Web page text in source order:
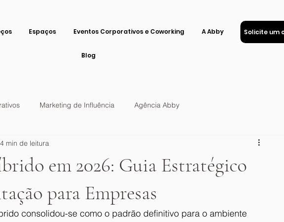
Espaços Eventos Corporativos e Coworking A Abby
Blog
Solicite um
Marketing de Influência Agência Abby
em 2026: Guia Estratégico
para Empresas
4 min de leitura
consolidou-se como o padrão definitivo para o ambiente